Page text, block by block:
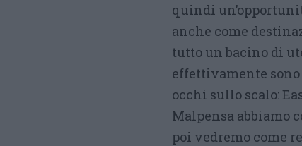
quindi
anche come
tutto un bacino di
effettivamente
occhi sullo scalo:
Malpensa abbiamo
poi vedremo come